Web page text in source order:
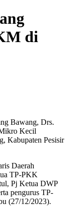
di
Bawang, Drs.
Kecil
Kabupaten Pesisir
Daerah
TP-PKK
Pj Ketua DWP
pengurus TP-
(27/12/2023).